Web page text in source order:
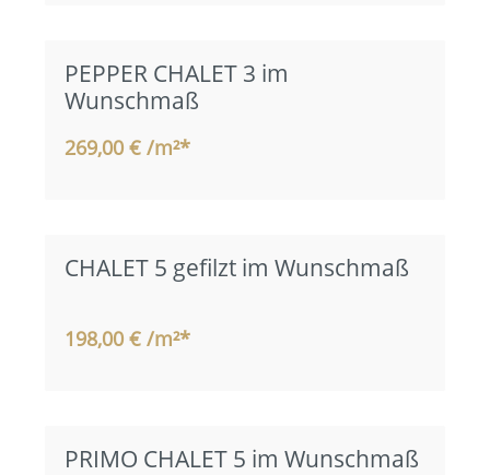
PEPPER CHALET 3 im
Wunschmaß
269,00 € /m²*
CHALET 5 gefilzt im Wunschmaß
198,00 € /m²*
PRIMO CHALET 5 im Wunschmaß